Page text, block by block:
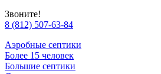
Звоните!
8 (812) 507-63-84
Аэробные септики
Более 15 человек
Большие септики